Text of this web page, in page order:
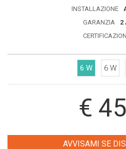
INSTALLAZIONE
GARANZIA
2
6 W 6 W
€
AVVISAMI SE